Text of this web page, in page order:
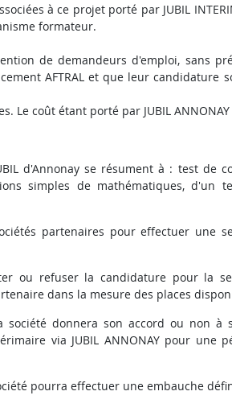
à ce projet porté par JUBIL
formateur.
de demandeurs d'emploi, sans
AFTRAL et que leur candidature
Le coût étant porté par JUBIL ANNONAY
d'Annonay se résument à : test de
simples de mathématiques, d'un
partenaires pour effectuer une
ou refuser la candidature pour la
dans la mesure des places
donnera son accord ou non à
via JUBIL ANNONAY pour une
pourra effectuer une embauche